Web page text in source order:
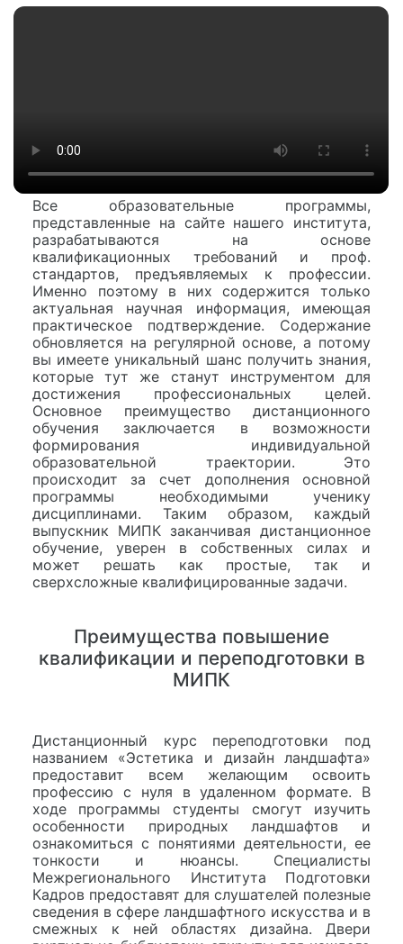
Все образовательные программы,
представленные на сайте нашего института,
разрабатываются на основе
квалификационных требований и проф.
стандартов, предъявляемых к профессии.
Именно поэтому в них содержится только
актуальная научная информация, имеющая
практическое подтверждение. Содержание
обновляется на регулярной основе, а потому
вы имеете уникальный шанс получить знания,
которые тут же станут инструментом для
достижения профессиональных целей.
Основное преимущество дистанционного
обучения заключается в возможности
формирования индивидуальной
образовательной траектории. Это
происходит за счет дополнения основной
программы необходимыми ученику
дисциплинами. Таким образом, каждый
выпускник МИПК заканчивая дистанционное
обучение, уверен в собственных силах и
может решать как простые, так и
сверхсложные квалифицированные задачи.
Преимущества повышение
квалификации и переподготовки в
МИПК
Дистанционный курс переподготовки под
названием «Эстетика и дизайн ландшафта»
предоставит всем желающим освоить
профессию с нуля в удаленном формате. В
ходе программы студенты смогут изучить
особенности природных ландшафтов и
ознакомиться с понятиями деятельности, ее
тонкости и нюансы. Специалисты
Межрегионального Института Подготовки
Кадров предоставят для слушателей полезные
сведения в сфере ландшафтного искусства и в
смежных к ней областях дизайна. Двери